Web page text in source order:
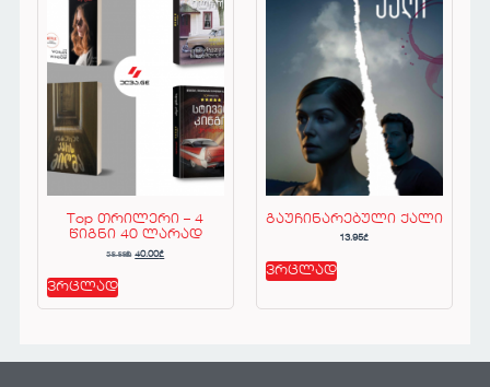
Top თრილერი – 4
წიგნი 40 ლარად
58.88₾ 40.00₾
ვრცლად
გაუჩინარებული ქალი
13.95₾
ვრცლად